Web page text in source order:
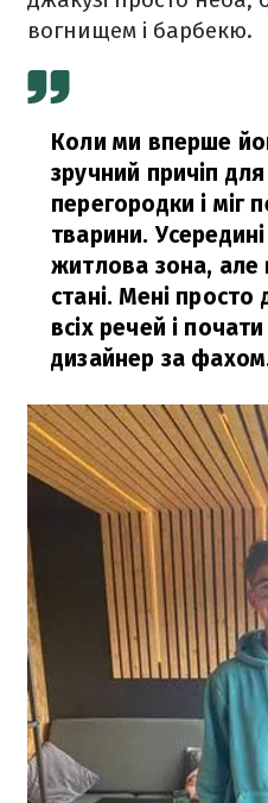
вогнищем і барбекю.
Коли ми вперше
зручний причіп
перегородки і міг
тварини.
житлова зона, але
стані. Мені
всіх речей і
дизайнер за